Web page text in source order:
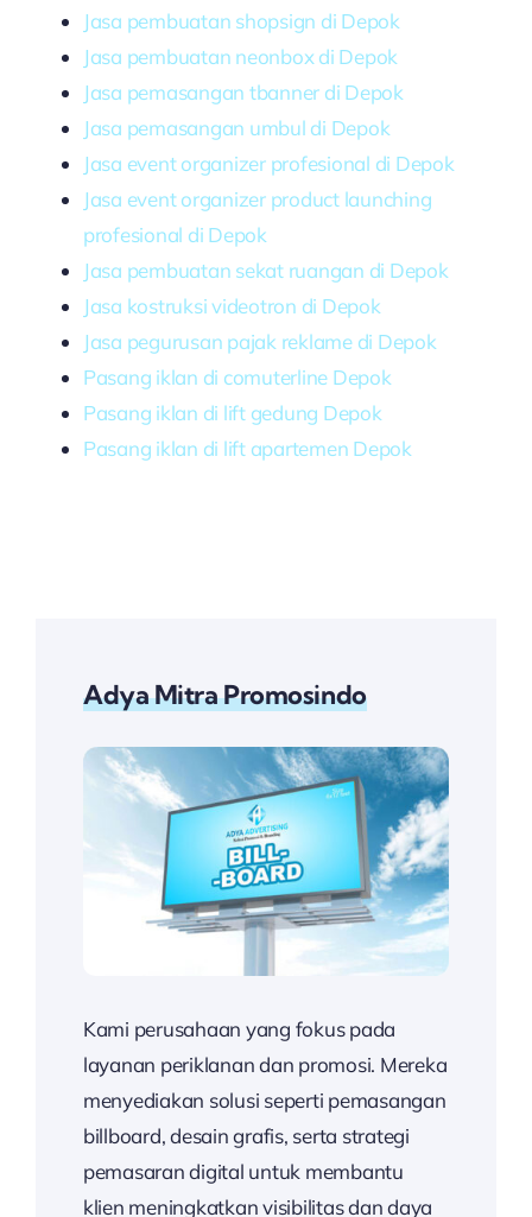
Jasa pembuatan shopsign di Depok
Jasa pembuatan neonbox di Depok
Jasa pemasangan tbanner di Depok
Jasa pemasangan umbul di Depok
Jasa event organizer profesional di Depok
Jasa event organizer product launching
profesional di Depok
Jasa pembuatan sekat ruangan di Depok
Jasa kostruksi videotron di Depok
Jasa pegurusan pajak reklame di Depok
Pasang iklan di comuterline Depok
Pasang iklan di lift gedung Depok
Pasang iklan di lift apartemen Depok
Adya Mitra Promosindo
Kami perusahaan yang fokus pada
layanan periklanan dan promosi. Mereka
menyediakan solusi seperti pemasangan
billboard, desain grafis, serta strategi
pemasaran digital untuk membantu
klien meningkatkan visibilitas dan daya